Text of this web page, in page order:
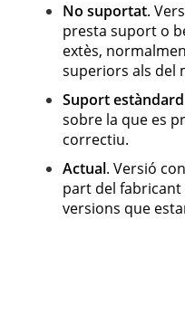
No suportat.
presta suport o
extès,
superiors als del
Suport estàndard
sobre la que es
correctiu.
Actual. Versió
part del fabricant
versions que